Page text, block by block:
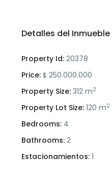
Detalles del Inmueble
Property Id: 20378
Price: $ 250.000.000
Property Size: 312 m2
Property Lot Size: 120 m2
Bedrooms: 4
Bathrooms: 2
Estacionamientos: 1